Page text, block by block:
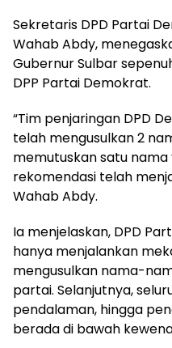
Sekretaris DPD Partai
Wahab Abdy,
Gubernur Sulbar
DPP Partai Demokrat.
“Tim penjaringan DPD
telah mengusulkan 2
memutuskan satu
rekomendasi telah
Wahab Abdy.
Ia menjelaskan, DPD
hanya menjalankan
mengusulkan nama-
partai. Selanjutnya,
pendalaman, hingga
berada di bawah